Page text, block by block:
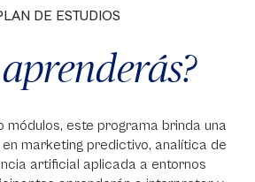
DE ESTUDIOS
este programa brinda una
marketing predictivo, analítica de
artificial aplicada a entornos